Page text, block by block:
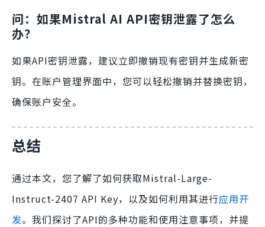
问：如果Mistral AI API密钥泄露了怎么
办？
如果API密钥泄露，建议立即撤销现有密钥并生成新密
钥。在账户管理界面中，您可以轻松撤销并替换密钥，
确保账户安全。
总结
通过本文，您了解了如何获取Mistral-Large-
Instruct-2407 API Key，以及如何利用其进行应用开
发。我们探讨了API的多种功能和使用注意事项，并提